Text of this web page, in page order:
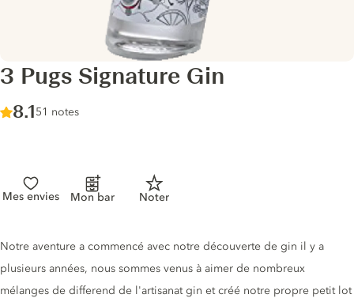
3 Pugs Signature Gin
Score :
8.1/ 10
51 notes
Mes envies Mon bar Noter
Description du gin
Notre aventure a commencé avec notre découverte de gin il y a
plusieurs années, nous sommes venus à aimer de nombreux
mélanges de differend de l'artisanat gin et créé notre propre petit lot